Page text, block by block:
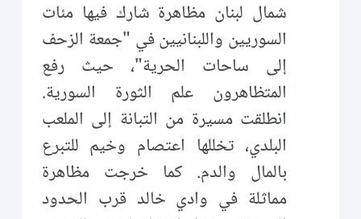
شمال لبنان مظاهرة شارك فيها مئات
السوريين واللبنانيين في "جمعة الزحف
إلى ساحات الحرية"، حيث رفع
المتظاهرون علم الثورة السورية.
انطلقت مسيرة من التبانة إلى الملعب
البلدي، تخللها اعتصام وخيم للتبرع
بالمال والدم. كما خرجت مظاهرة
مماثلة في وادي خالد قرب الحدود